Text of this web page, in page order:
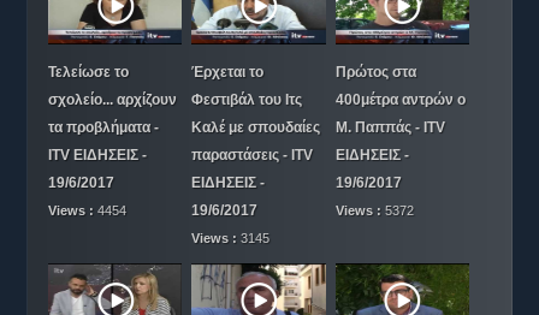
Τελείωσε το
σχολείο... αρχίζουν
τα προβλήματα -
ITV ΕΙΔΗΣΕΙΣ -
19/6/2017
Views : 4454
Έρχεται το
Φεστιβάλ του Ιτς
Καλέ με σπουδαίες
παραστάσεις - ITV
ΕΙΔΗΣΕΙΣ -
19/6/2017
Views :3145
Πρώτος στα
400μέτρα αντρών ο
Μ. Παππάς - ITV
ΕΙΔΗΣΕΙΣ -
19/6/2017
Views : 5372